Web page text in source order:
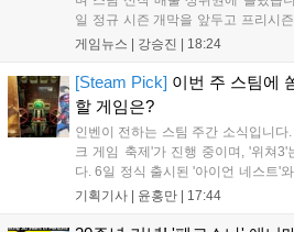
일 정규 시즌 개막을 앞두고 프리시
기록했습니다. 25주년을 맞은 '고스
'마블 투혼: 파이팅 소울즈'와 레트
리'도 스팀에 정식 출시되었습니다....
게임뉴스 | 강승진 18:24
[Steam Pick] 이번 주 스팀에
할 게임은?
인벤이 전하는 스팀 주간 소식입니다
크 게임 축제'가 진행 중이며, '위쳐3'
다. 6일 정식 출시된 '아이언 네스트'
세어 코브'가 호평받고 있습니다. 한
기획기사 | 윤홍만 17:44